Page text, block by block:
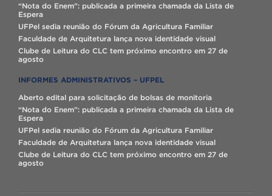
“Nota do Enem”: publicada a primeira chamada da Lista de
Espera
UFPel sedia reunião do Fórum da Agricultura Familiar
Faculdade de Arquitetura lança nova identidade visual
Clube de Leitura do CLC tem próximo encontro em 27 de
agosto
INFORMES ADMINISTRATIVOS – UFPEL
Aberto edital para solicitação de bolsas de monitoria
“Nota do Enem”: publicada a primeira chamada da Lista de
Espera
UFPel sedia reunião do Fórum da Agricultura Familiar
Faculdade de Arquitetura lança nova identidade visual
Clube de Leitura do CLC tem próximo encontro em 27 de
agosto